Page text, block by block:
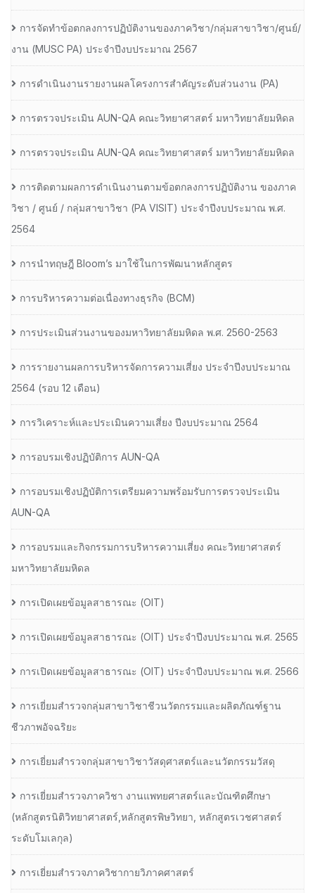
การจัดทำข้อตกลงการปฏิบัติงานของภาควิชา/กลุ่มสาขาวิชา/ศูนย์/
งาน (MUSC PA) ประจำปีงบประมาณ 2567
การดำเนินงานรายงานผลโครงการสำคัญระดับส่วนงาน (PA)
การตรวจประเมิน AUN-QA คณะวิทยาศาสตร์ มหาวิทยาลัยมหิดล
การตรวจประเมิน AUN-QA คณะวิทยาศาสตร์ มหาวิทยาลัยมหิดล
การติดตามผลการดำเนินงานตามข้อตกลงการปฏิบัติงาน ของภาค
วิชา / ศูนย์ / กลุ่มสาขาวิชา (PA VISIT) ประจำปีงบประมาณ พ.ศ.​
2564
การนำทฤษฎี Bloom’s มาใช้ในการพัฒนาหลักสูตร
การบริหารความต่อเนื่องทางธุรกิจ (BCM)
การประเมินส่วนงานของมหาวิทยาลัยมหิดล พ.ศ. 2560-2563
การรายงานผลการบริหารจัดการความเสี่ยง ประจำปีงบประมาณ
2564 (รอบ 12 เดือน)
การวิเคราะห์และประเมินความเสี่ยง ปีงบประมาณ 2564
การอบรมเชิงปฏิบัติการ AUN-QA
การอบรมเชิงปฏิบัติการเตรียมความพร้อมรับการตรวจประเมิน
AUN-QA
การอบรมและกิจกรรมการบริหารความเสี่ยง คณะวิทยาศาสตร์
มหาวิทยาลัยมหิดล
การเปิดเผยข้อมูลสาธารณะ (OIT)
การเปิดเผยข้อมูลสาธารณะ (OIT) ประจำปีงบประมาณ พ.ศ. 2565
การเปิดเผยข้อมูลสาธารณะ (OIT) ประจำปีงบประมาณ พ.ศ. 2566
การเยี่ยมสำรวจกลุ่มสาขาวิชาชีวนวัตกรรมและผลิตภัณฑ์ฐาน
ชีวภาพอัจฉริยะ
การเยี่ยมสำรวจกลุ่มสาขาวิชาวัสดุศาสตร์และนวัตกรรมวัสดุ
การเยี่ยมสำรวจภาควิชา งานแพทยศาสตร์และบัณฑิตศึกษา
(หลักสูตรนิติวิทยาศาสตร์,หลักสูตรพิษวิทยา, หลักสูตรเวชศาสตร์
ระดับโมเลกุล)
การเยี่ยมสำรวจภาควิชากายวิภาคศาสตร์